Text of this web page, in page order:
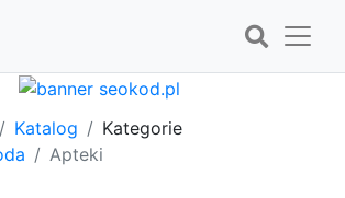
Katalog
Kategorie
Apteki